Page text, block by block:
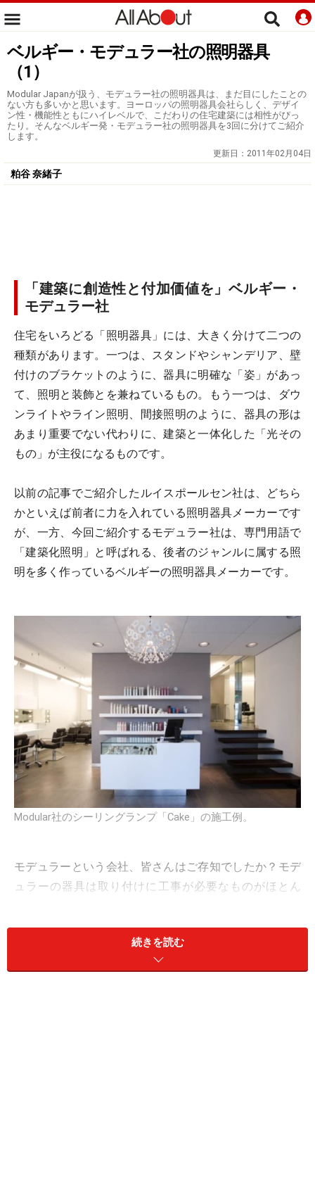
ベルギー・モデュラー社の照明器具
（1）
Modular Japanが扱う、モデュラー社の照明器具は、まだ目にしたことの
ない方も多いかと思います。ヨーロッパの照明器具会社らしく、デザイ
ン性・機能性ともにハイレベルで、こだわりの住宅建築には相性がぴっ
たり。そんなベルギー発・モデュラー社の照明器具を3回に分けてご紹介
します。
更新日： 2011年02月04日
粕谷 奈緒子
「建築に創造性と付加価値を」ベルギー・
モデュラー社
住宅をいろどる「照明器具」には、大きく分けて二つの
種類があります。一つは、スタンドやシャンデリア、壁
付けのブラケットのように、器具に明確な「姿」があっ
て、照明と装飾とを兼ねているもの。もう一つは、ダウ
ンライトやライン照明、間接照明のように、器具の形は
あまり重要でない代わりに、建築と一体化した「光その
もの」が主役になるものです。
以前の記事でご紹介したルイスポールセン社は、どちら
かといえば前者に力を入れている照明器具メーカーです
が、一方、今回ご紹介するモデュラー社は、専門用語で
「建築化照明」と呼ばれる、後者のジャンルに属する照
明を多く作っているベルギーの照明器具メーカーです。
Modular社のシーリングランプ「Cake」の施工例。
モデュラーという会社、皆さんはご存知でしたか？モデ
ュラーの器具は取り付けに工事が必要なものがほとん
ん、多くの方にとって初めて聞く名前かもしれません
続きを読む